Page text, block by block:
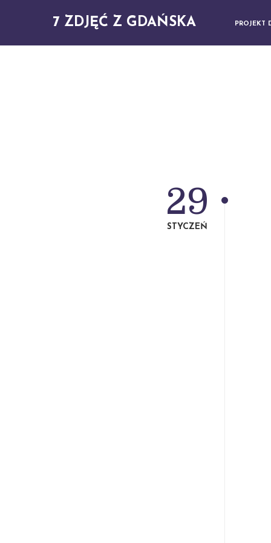
7 ZDJĘĆ Z GDAŃSKA PROJEKT
29
STYCZEŃ